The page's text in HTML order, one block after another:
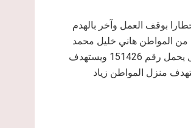
سلطات الاحتلال الإسرائيلي بتاريخ الاول من شهر ايلول من العام 2013 إخطارا بوقف العمل وآخر بالهدم
من المواطن هاني خليل محمد
عواودة والمواطن زياد عبد العزيز البطران. والجدير بالذكر ان إخطار وقف العمل الاول يحمل رقم 151426 ويستهدف
بواقع طابق واحد. أما الاخطار الهدم النهائي يحمل رقم 294015 ويستهدف منزل المواطن زياد